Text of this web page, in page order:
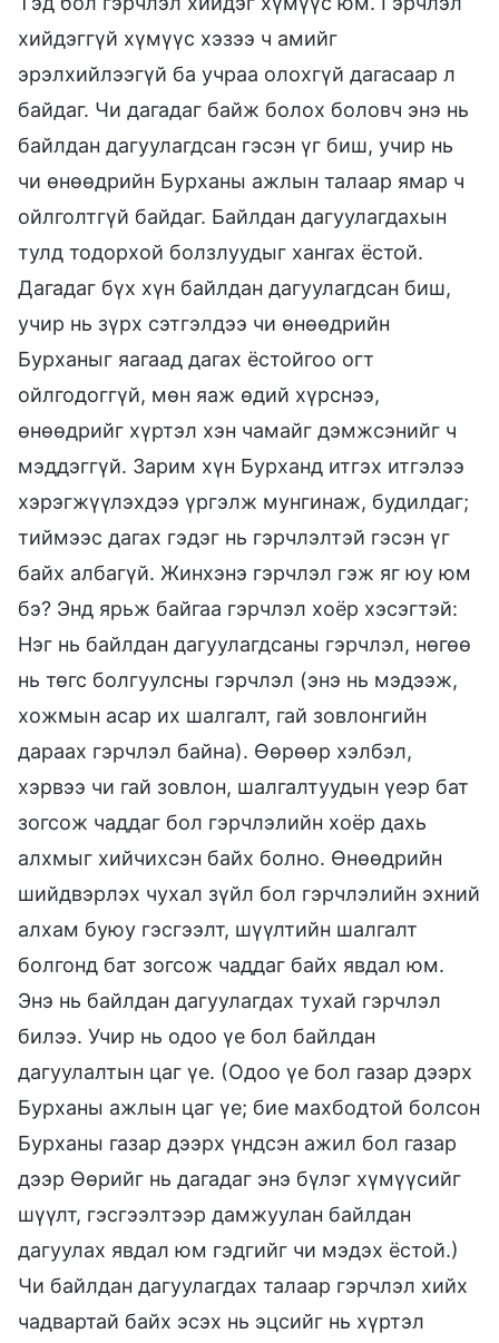
хийдэггүй хүмүүс хэзээ ч амийг
эрэлхийлээгүй ба учраа олохгүй дагасаар л
байдаг. Чи дагадаг байж болох боловч энэ нь
байлдан дагуулагдсан гэсэн үг биш, учир нь
чи өнөөдрийн Бурханы ажлын талаар ямар ч
ойлголтгүй байдаг. Байлдан дагуулагдахын
тулд тодорхой болзлуудыг хангах ёстой.
Дагадаг бүх хүн байлдан дагуулагдсан биш,
учир нь зүрх сэтгэлдээ чи өнөөдрийн
Бурханыг яагаад дагах ёстойгоо огт
ойлгодоггүй, мөн яаж өдий хүрснээ,
өнөөдрийг хүртэл хэн чамайг дэмжсэнийг ч
мэддэггүй. Зарим хүн Бурханд итгэх итгэлээ
хэрэгжүүлэхдээ үргэлж мунгинаж, будилдаг;
тиймээс дагах гэдэг нь гэрчлэлтэй гэсэн үг
байх албагүй. Жинхэнэ гэрчлэл гэж яг юу юм
бэ? Энд ярьж байгаа гэрчлэл хоёр хэсэгтэй:
Нэг нь байлдан дагуулагдсаны гэрчлэл, нөгөө
нь төгс болгуулсны гэрчлэл (энэ нь мэдээж,
хожмын асар их шалгалт, гай зовлонгийн
дараах гэрчлэл байна). Өөрөөр хэлбэл,
хэрвээ чи гай зовлон, шалгалтуудын үеэр бат
зогсож чаддаг бол гэрчлэлийн хоёр дахь
алхмыг хийчихсэн байх болно. Өнөөдрийн
шийдвэрлэх чухал зүйл бол гэрчлэлийн эхний
алхам буюу гэсгээлт, шүүлтийн шалгалт
болгонд бат зогсож чаддаг байх явдал юм.
Энэ нь байлдан дагуулагдах тухай гэрчлэл
билээ. Учир нь одоо үе бол байлдан
дагуулалтын цаг үе. (Одоо үе бол газар дээрх
Бурханы ажлын цаг үе; бие махбодтой болсон
Бурханы газар дээрх үндсэн ажил бол газар
дээр Өөрийг нь дагадаг энэ бүлэг хүмүүсийг
шүүлт, гэсгээлтээр дамжуулан байлдан
дагуулах явдал юм гэдгийг чи мэдэх ёстой.)
Чи байлдан дагуулагдах талаар гэрчлэл хийх
чадвартай байх эсэх нь эцсийг нь хүртэл